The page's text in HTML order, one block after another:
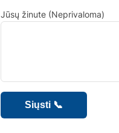
Jūsų žinute (Neprivaloma)